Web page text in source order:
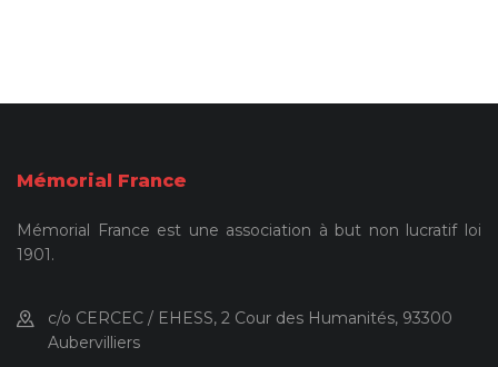
Mémorial France
Mémorial France est une association à but non lucratif loi
1901.
c/o CERCEC / EHESS, 2 Cour des Humanités, 93300
Aubervilliers